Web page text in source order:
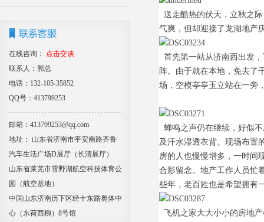
在线咨询：
点击交谈
联系人：郭总
电话：132-105-35852
QQ号：413799253
邮箱：413799253@qq.com
地址： 山东省济南市平安南路齐鲁
汽车生活广场D展厅（长清展厅）
山东省莱芜市雪野湖航空科技体育公
园（航空基地）
中国山东济南历下区经十东路奥体中
心（东荷西柳）8号馆
送走酷热的伏天，立秋之
气爽，但却迎接了龙湖地产
首先第一站从济南西出发
阵。由于就在本地，免去了
场，空模亭亭玉立站在一旁
蝉鸣之声仍在继续，好似
及汗水湿透衣背。现场布置
房的人也慢慢增多，一时间
合影留念。地产工作人员忙
些年，老百姓也是希望拥有
飞机之家大大小小的房地